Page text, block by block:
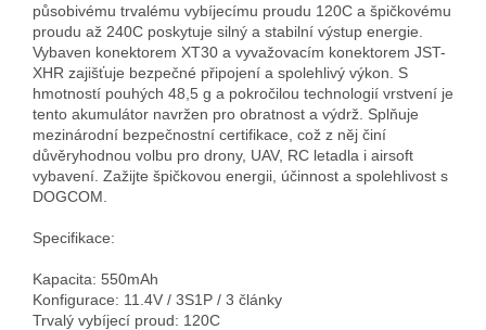
působivému trvalému vybíjecímu proudu 120C a špičkovému
proudu až 240C poskytuje silný a stabilní výstup energie.
Vybaven konektorem XT30 a vyvažovacím konektorem JST-
XHR zajišťuje bezpečné připojení a spolehlivý výkon. S
hmotností pouhých 48,5 g a pokročilou technologií vrstvení je
tento akumulátor navržen pro obratnost a výdrž. Splňuje
mezinárodní bezpečnostní certifikace, což z něj činí
důvěryhodnou volbu pro drony, UAV, RC letadla i airsoft
vybavení. Zažijte špičkovou energii, účinnost a spolehlivost s
DOGCOM.
Specifikace:
Kapacita: 550mAh
Konfigurace: 11.4V / 3S1P / 3 články
Trvalý vybíjecí proud: 120C